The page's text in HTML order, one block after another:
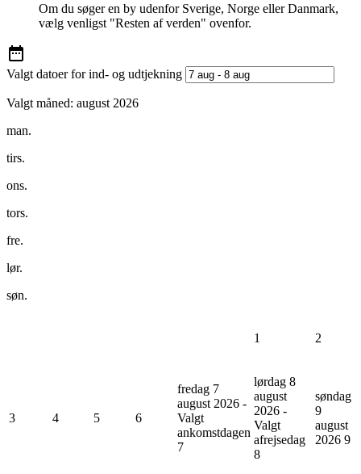
Om du søger en by udenfor Sverige, Norge eller Danmark,
vælg venligst "Resten af verden" ovenfor.
Valgt datoer for ind- og udtjekning
Valgt måned: august 2026
man.
tirs.
ons.
tors.
fre.
lør.
søn.
1 2
3 4 5 6
fredag 7
august 2026 -
Valgt
ankomstdagen
7
lørdag 8
august
2026 -
Valgt
afrejsedag
8
søndag
9
august
2026 9